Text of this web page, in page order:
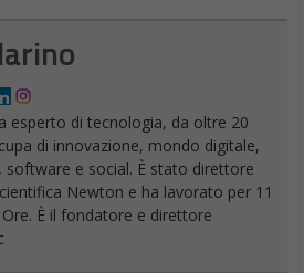
esperto di tecnologia, da oltre 20
di innovazione, mondo digitale,
software e social. È stato direttore
Newton e ha lavorato per 11
È il fondatore e direttore